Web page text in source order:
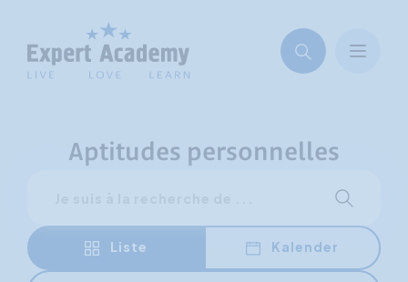
Aptitudes personnelles
Lancer
Liste Kalender